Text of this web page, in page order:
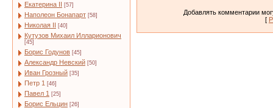
Екатерина II [57]
Наполеон Бонапарт [58]
Николая II [40]
Кутузов Михаил Илларионович
[45]
Борис Годунов [45]
Александр Невский [50]
Иван Грозный [35]
Петр 1 [46]
Павел 1 [25]
Борис Ельцин [26]
Добавлять комментарии
[